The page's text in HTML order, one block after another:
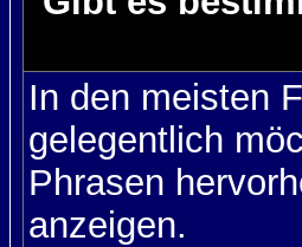
In den meisten
gelegentlich
Phrasen
anzeigen.